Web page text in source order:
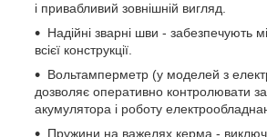
і привабливий зовнішній вигляд.
Надійні зварні шви - забезпечують
всієї конструкції.
Вольтамперметр (у моделей з
дозволяє оперативно контролювати
акумулятора і роботу
Пружини на важелях керма -